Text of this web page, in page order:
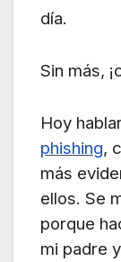
día.
Sin más,
Hoy
phishing,
más
ellos. Se
porque
mi padre